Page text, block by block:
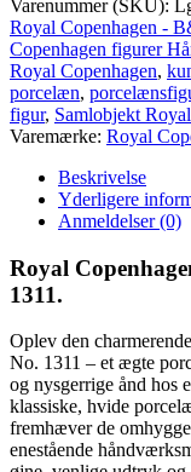
af
Pointer
Hvalp
No.
1311.
antal
Varenummer (SKU):
Royal Copenhagen -
Copenhagen figurer
Royal Copenhagen,
porcelæn,
figur, Samlobjekt
Varemærke: Royal
Beskrivelse
Yderligere
Anmeldelser (0)
Royal
1311.
Oplev den
No. 1311 – et ægte
og nysgerrige ånd hos
klassiske, hvide
fremhæver de
enestående